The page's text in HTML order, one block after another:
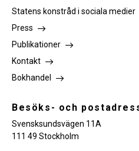
Statens konstråd i sociala medier
Press
Publikationer
Kontakt
Bokhandel
Besöks- och
Svensksundsvägen 11A
111 49 Stockholm